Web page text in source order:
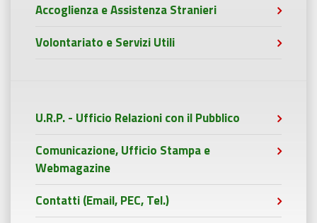
Accoglienza e Assistenza Stranieri
Volontariato e Servizi Utili
U.R.P. - Ufficio Relazioni con il Pubblico
Comunicazione, Ufficio Stampa e
Webmagazine
Contatti (Email, PEC, Tel.)